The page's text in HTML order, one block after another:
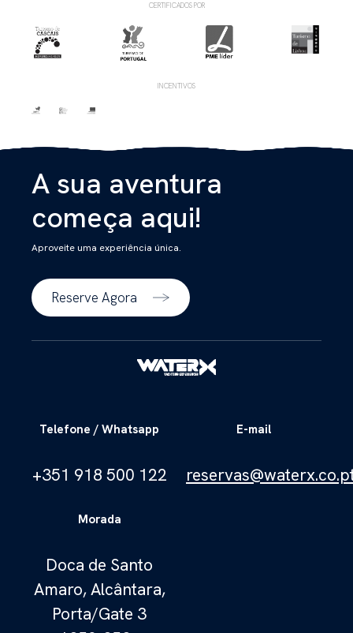
CERTIFICADOS POR
INCENTIVOS
A sua aventura
começa aqui!
Aproveite uma experiência única.
Reserve Agora
Telefone / Whatsapp
+351 918 500 122
E-mail
Morada
Doca de Santo
Amaro, Alcântara,
Porta/Gate 3